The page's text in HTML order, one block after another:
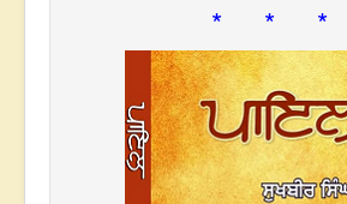
* * *